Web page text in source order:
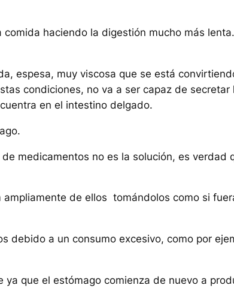
haciendo la digestión mucho más
espesa, muy viscosa que se está
condiciones, no va a ser capaz de
en el intestino delgado.
medicamentos no es la solución, es verdad
de ellos tomándolos como si
debido a un consumo excesivo, como por
que el estómago comienza de nuevo a